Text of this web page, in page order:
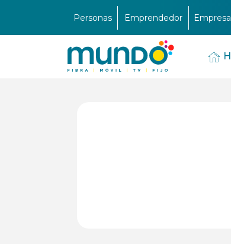
Personas Emprendedor